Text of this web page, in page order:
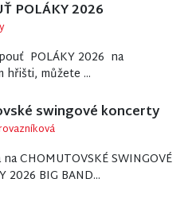
POLÁKY 2026
POLÁKY 2026 na
hřišti, můžete ...
swingové koncerty
CHOMUTOVSKÉ SWINGOVÉ
2026 BIG BAND...